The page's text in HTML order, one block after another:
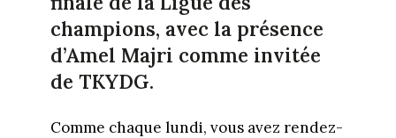
champions, avec la présence
d’Amel Majri comme invitée
de TKYDG.
Comme chaque lundi, vous avez rendez-